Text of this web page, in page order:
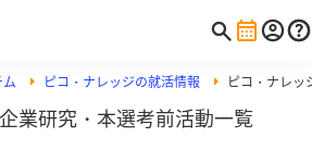
ピコ・ナレッジの就活情報 ピコ・ナレッ
業研究・本選考前活動一覧